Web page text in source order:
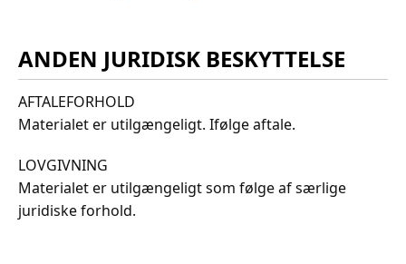
ANDEN JURIDISK BESKYTTELSE
AFTALEFORHOLD
Materialet er utilgængeligt. Ifølge aftale.
LOVGIVNING
Materialet er utilgængeligt som følge af særlige
juridiske forhold.